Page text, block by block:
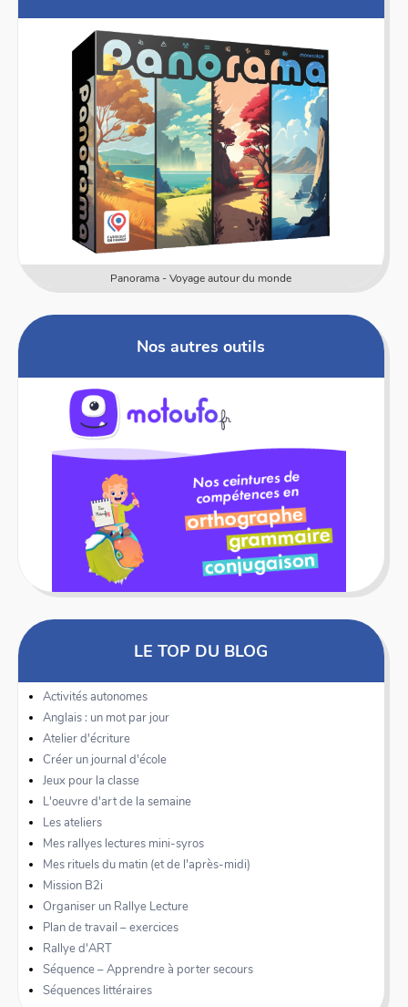
Numericards - Mesure
Nos autres outils
LE TOP DU BLOG
Activités autonomes
Anglais : un mot par jour
Atelier d'écriture
Créer un journal d'école
Jeux pour la classe
L'oeuvre d'art de la semaine
Les ateliers
Mes rallyes lectures mini-syros
Mes rituels du matin (et de l'après-midi)
Mission B2i
Organiser un Rallye Lecture
Plan de travail – exercices
Rallye d'ART
Séquence – Apprendre à porter secours
Séquences littéraires